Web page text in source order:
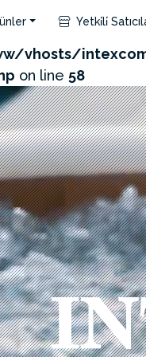
product/
vhosts/
on line 58
Yetki̇li̇